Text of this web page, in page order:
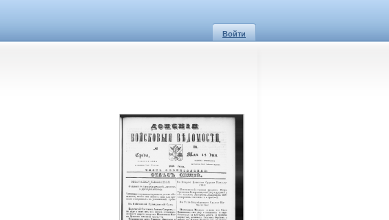
Войти